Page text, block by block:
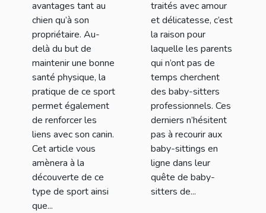
avantages tant au
chien qu’à son
propriétaire. Au-
delà du but de
maintenir une bonne
santé physique, la
pratique de ce sport
permet également
de renforcer les
liens avec son canin.
Cet article vous
amènera à la
découverte de ce
type de sport ainsi
que...
traités avec amour
et délicatesse, c’est
la raison pour
laquelle les parents
qui n’ont pas de
temps cherchent
des baby-sitters
professionnels. Ces
derniers n’hésitent
pas à recourir aux
baby-sittings en
ligne dans leur
quête de baby-
sitters de...